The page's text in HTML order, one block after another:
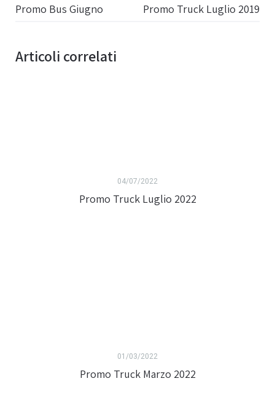
Promo Bus Giugno Promo Truck Luglio 2019
Articoli correlati
04/07/2022
Promo Truck Luglio 2022
01/03/2022
Promo Truck Marzo 2022